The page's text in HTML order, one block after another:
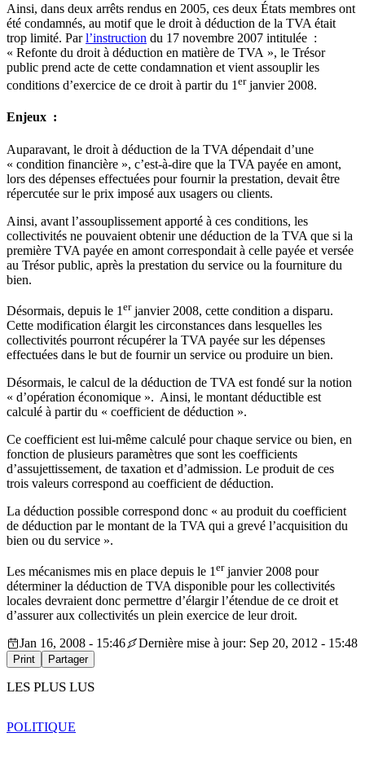
Ainsi, dans deux arrêts rendus en 2005, ces deux États membres ont
été condamnés, au motif que le droit à déduction de la TVA était
trop limité. Parl’instruction du 17 novembre 2007 intitulée :
« Refonte du droit à déduction en matière de TVA », le Trésor
public prend acte de cette condamnation et vient assouplir les
conditions d’exercice de ce droit à partir du 1 erjanvier 2008.
Enjeux :
Auparavant, le droit à déduction de la TVA dépendait d’une
« condition financière », c’est-à-dire que la TVA payée en amont,
lors des dépenses effectuées pour fournir la prestation, devait être
répercutée sur le prix imposé aux usagers ou clients.
Ainsi, avant l’assouplissement apporté à ces conditions, les
collectivités ne pouvaient obtenir une déduction de la TVA que si la
première TVA payée en amont correspondait à celle payée et versée
au Trésor public, après la prestation du service ou la fourniture du
bien.
Désormais, depuis le 1 erjanvier 2008, cette condition a disparu.
Cette modification élargit les circonstances dans lesquelles les
collectivités pourront récupérer la TVA payée sur les dépenses
effectuées dans le but de fournir un service ou produire un bien.
Désormais, le calcul de la déduction de TVA est fondé sur la notion
« d’opération économique ». Ainsi, le montant déductible est
calculé à partir du « coefficient de déduction ».
Ce coefficient est lui-même calculé pour chaque service ou bien, en
fonction de plusieurs paramètres que sont les coefficients
d’assujettissement, de taxation et d’admission. Le produit de ces
trois valeurs correspond au coefficient de déduction.
La déduction possible correspond donc « au produit du coefficient
de déduction par le montant de la TVA qui a grevé l’acquisition du
bien ou du service ».
Les mécanismes mis en place depuis le 1 erjanvier 2008 pour
déterminer la déduction de TVA disponible pour les collectivités
locales devraient donc permettre d’élargir l’étendue de ce droit et
d’assurer aux collectivités un plein exercice de leur droit.
Jan 16, 2008 - 15:46
Dernière mise à jour: Sep 20, 2012 - 15:48
Print Partager
LES PLUS LUS
POLITIQUE